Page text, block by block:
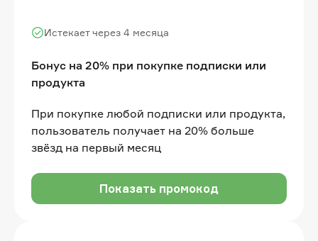
Бонус на 20% при покупке подписки или
продукта
Истекает через 4 месяца
При покупке любой подписки или продукта,
пользователь получает на 20% больше
звёзд на первый месяц
Показать промокод